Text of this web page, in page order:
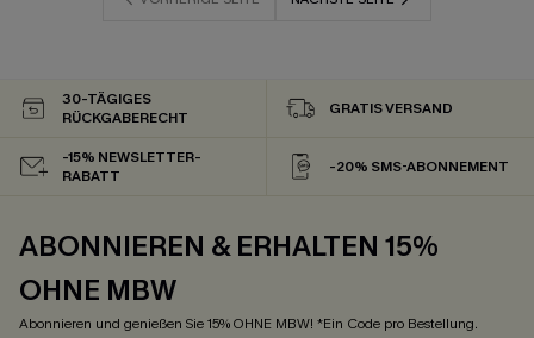
30-TÄGIGES
RÜCKGABERECHT
GRATIS VERSAND
-15% NEWSLETTER-
RABATT
-20% SMS-ABONNEMENT
ABONNIEREN & ERHALTEN 15%
OHNE MBW
Abonnieren und genießen Sie 15% OHNE MBW! *Ein Code pro Bestellung.